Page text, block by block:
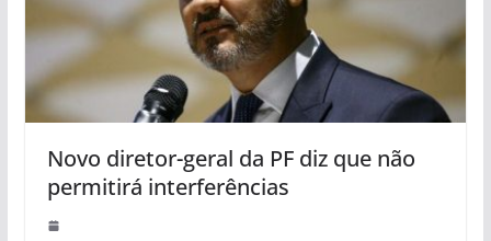
Novo diretor-geral da PF diz que não
permitirá interferências